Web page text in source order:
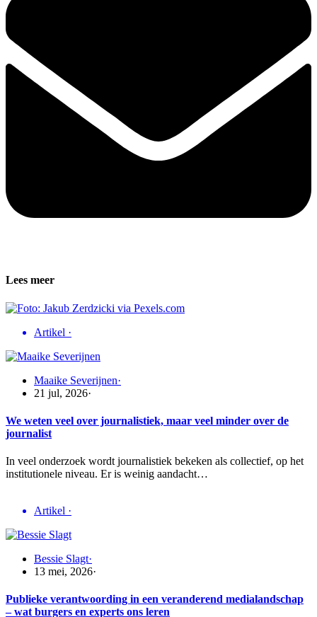
Lees meer
Artikel ·
Maaike Severijnen·
21 jul, 2026·
We weten veel over journalistiek, maar veel minder over de
journalist
In veel onderzoek wordt journalistiek bekeken als collectief, op het
institutionele niveau. Er is weinig aandacht…
Artikel ·
Bessie Slagt·
13 mei, 2026·
Publieke verantwoording in een veranderend medialandschap
– wat burgers en experts ons leren